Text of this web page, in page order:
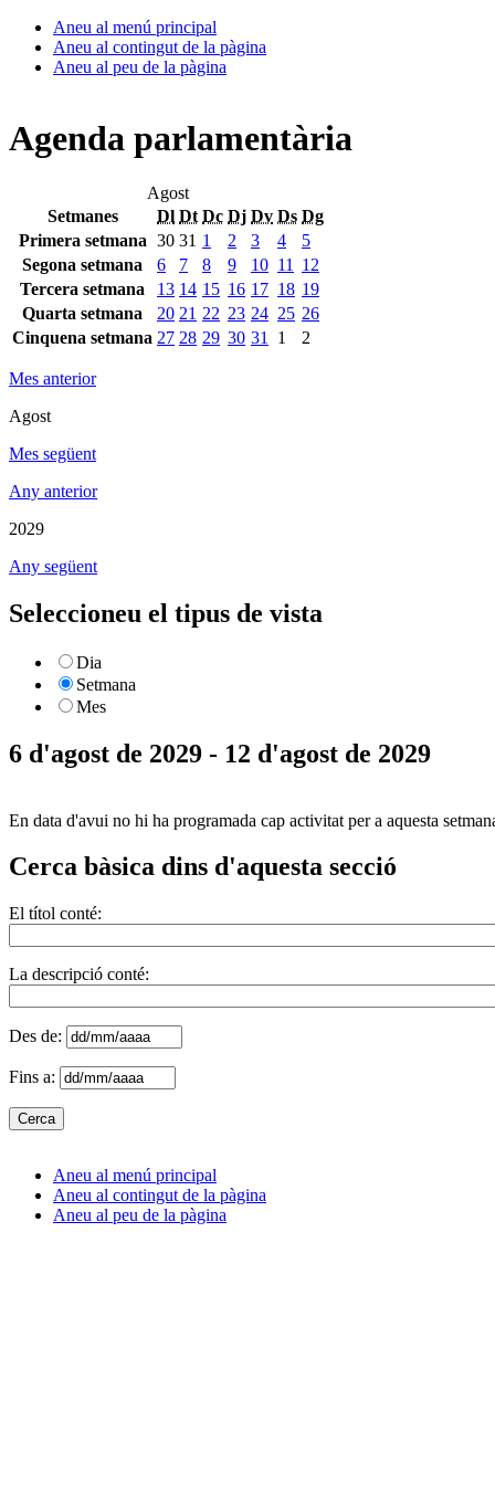
Aneu al menú principal
Aneu al contingut de la pàgina
Aneu al peu de la pàgina
Agenda parlamentària
Agost
Setmanes
Dl Dt Dc Dj Dv Ds Dg
Primera setmana 30 31 1 2 3 4
5
Segona setmana
6 7 8 9 10 11
12
Tercera setmana
13 14 15 16 17 18 19
Quarta setmana
20 21 22 23 24 25 26
Cinquena setmana 27 28 29 30 31 1 2
Mes anterior
Agost
Mes següent
Any anterior
2029
Any següent
Seleccioneu el tipus de vista
Dia
Setmana
Mes
6 d'agost de 2029 - 12 d'agost de 2029
En data d'avui no hi ha programada cap activitat per a aquesta
Cerca bàsica dins d'aquesta secció
El títol conté:
La descripció conté:
Des de:
Fins a:
Aneu al menú principal
Aneu al contingut de la pàgina
Aneu al peu de la pàgina